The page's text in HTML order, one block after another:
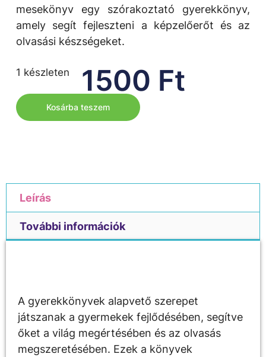
mesekönyv egy szórakoztató gyerekkönyv,
amely segít fejleszteni a képzelőerőt és az
olvasási készségeket.
1500 Ft
1 készleten
Kosárba teszem
Leírás
További információk
A gyerekkönyvek alapvető szerepet
játszanak a gyermekek fejlődésében, segítve
őket a világ megértésében és az olvasás
megszeretésében. Ezek a könyvek